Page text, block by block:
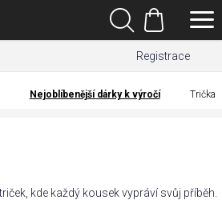
Registrace
Hledat
Nákupní
košík
Nejoblíbenější dárky k výročí Trička
kde každý kousek vypráví svůj příběh.